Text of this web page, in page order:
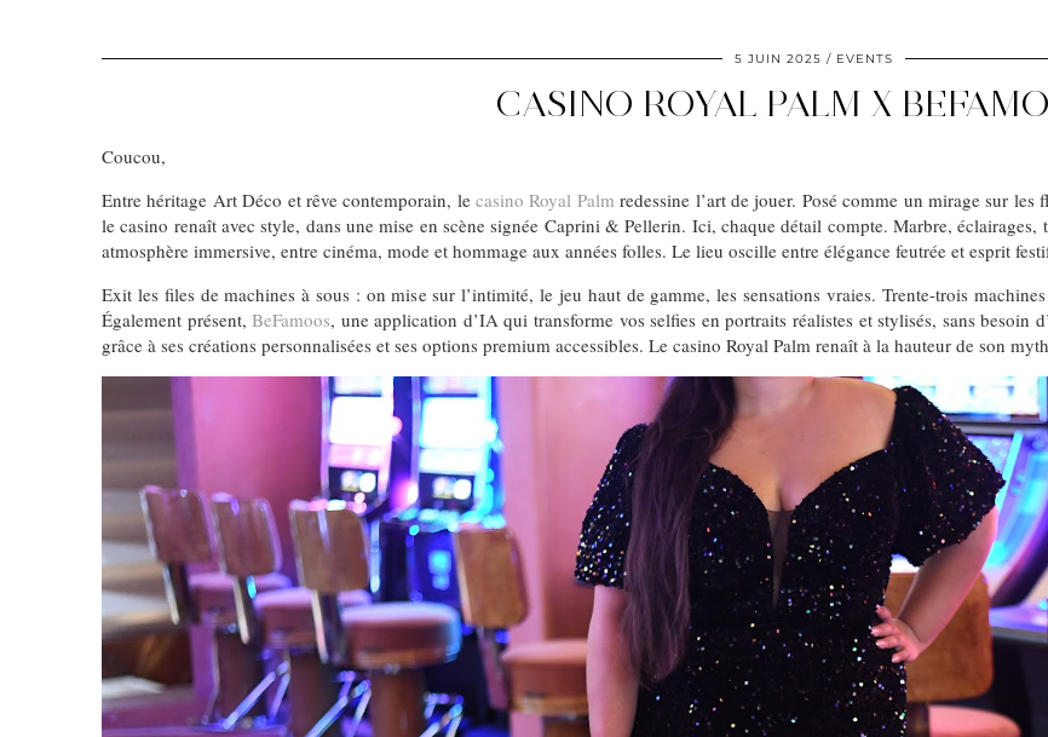
5 JUIN 2025 EVENTS
CASINO ROYAL PALM X
Coucou,
Entre héritage Art Déco et rêve contemporain, lecasino Royal Palm redessine l’art de jouer. Posé comme un mirage sur
le casino renaît avec style, dans une mise en scène signée Caprini & Pellerin. Ici, chaque détail compte. Marbre,
atmosphère immersive, entre cinéma, mode et hommage aux années folles. Le lieu oscille entre élégance feutrée et esprit
Exit les files de machines à sous : on mise sur l’intimité, le jeu haut de gamme, les sensations vraies. Trente-trois
Également présent,BeFamoos, une application d’IA qui transforme vos selfies en portraits réalistes et stylisés, sans besoin
grâce à ses créations personnalisées et ses options premium accessibles. Le casino Royal Palm renaît à la hauteur de son